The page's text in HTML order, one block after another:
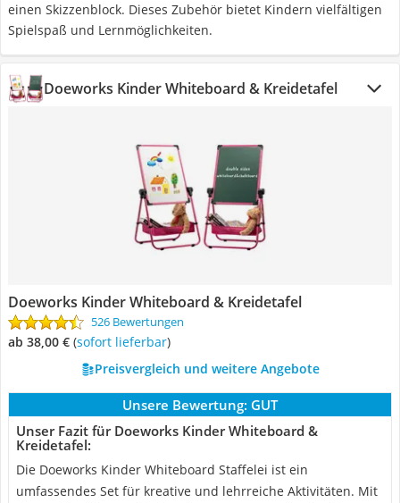
einen Skizzenblock. Dieses Zubehör bietet Kindern vielfältigen
Spielspaß und Lernmöglichkeiten.
Doeworks Kinder Whiteboard & Kreidetafel
Doeworks Kinder Whiteboard & Kreidetafel
526 Bewertungen
ab 38,00 € ( Sofort lieferbar)
Preisvergleich und weitere Angebote
Unsere Bewertung: GUT
Unser Fazit für Doeworks Kinder Whiteboard &
Kreidetafel:
Die Doeworks Kinder Whiteboard Staffelei ist ein
umfassendes Set für kreative und lehrreiche Aktivitäten. Mit